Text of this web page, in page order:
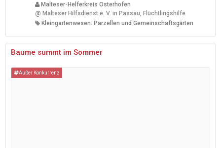
Malteser-Helferkreis Osterhofen
@ Malteser Hilfsdienst e. V. in Passau, Flüchtlingshilfe
Kleingartenwesen: Parzellen und Gemeinschaftsgärten
Baume summt im Sommer
Außer Konkurrenz